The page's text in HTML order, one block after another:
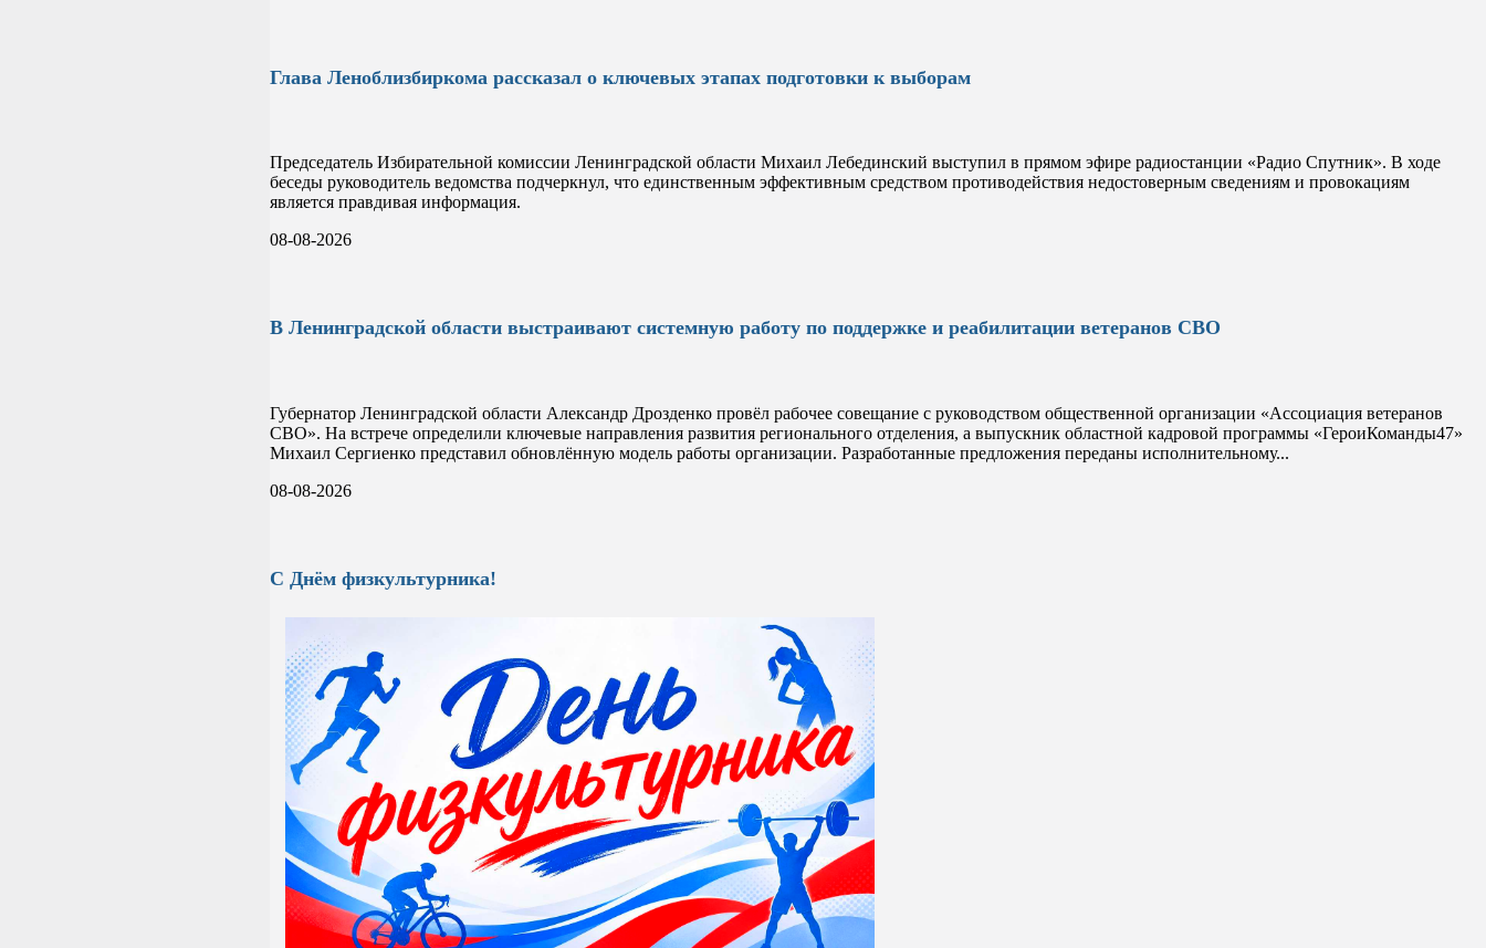
Глава Леноблизбиркома рассказал о ключевых этапах подготовки к выборам
Председатель Избирательной комиссии Ленинградской области Михаил Лебединский выступил в прямом эфире радиостанции «Радио Спутник». В ходе
беседы руководитель ведомства подчеркнул, что единственным эффективным средством противодействия недостоверным сведениям и провокациям
является правдивая информация.
08-08-2026
В Ленинградской области выстраивают системную работу по поддержке и реабилитации ветеранов СВО
Губернатор Ленинградской области Александр Дрозденко провёл рабочее совещание с руководством общественной организации «Ассоциация ветеранов
СВО». На встрече определили ключевые направления развития регионального отделения, а выпускник областной кадровой программы «ГероиКоманды47»
Михаил Сергиенко представил обновлённую модель работы организации. Разработанные предложения переданы исполнительному...
08-08-2026
С Днём физкультурника!